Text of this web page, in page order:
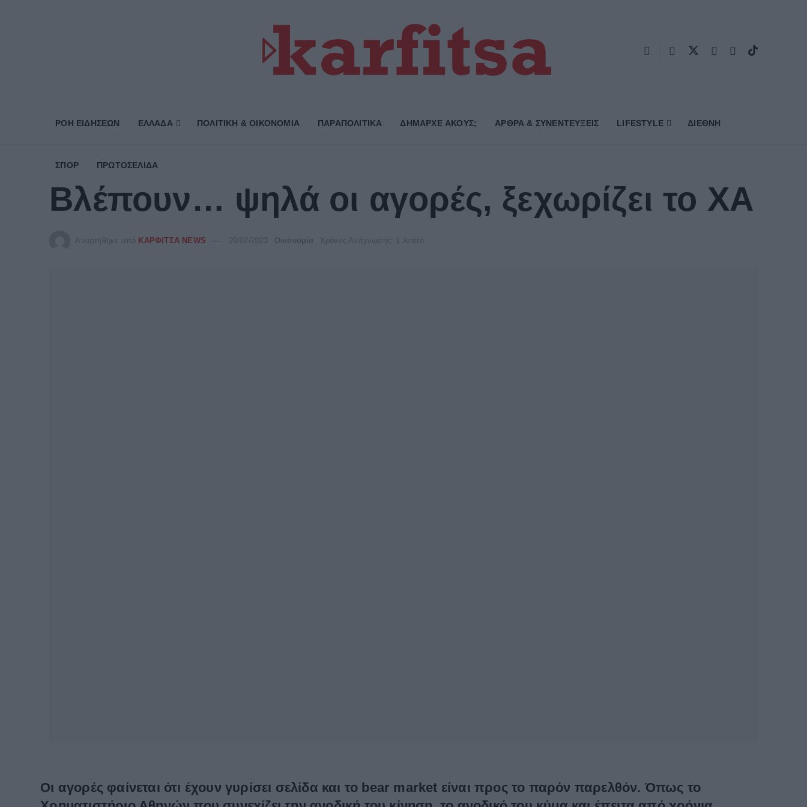
ΡΟΗ ΕΙΔΗΣΕΩΝ ΕΛΛΑΔΑ ΠΟΛΙΤΙΚΗ & ΟΙΚΟΝΟΜΙΑ ΠΑΡΑΠΟΛΙΤΙΚΑ ΔΗΜΑΡΧE ΑΚΟΥΣ; ΑΡΘΡΑ & ΣΥΝΕΝΤΕΥΞΕΙΣ LIFESTYLE ΔΙΕΘΝΗ
ΣΠΟΡ ΠΡΩΤΟΣΈΛΙΔΑ
Βλέπουν… ψηλά οι αγορές, ξεχωρίζει το ΧΑ
Αναρτήθηκε από ΚΑΡΦΙΤΣΑ NEWS 20/02/2023 Οικονομία Χρόνος Ανάγνωσης: 1 λεπτό
Oι αγορές φαίνεται ότι έχουν γυρίσει σελίδα και το bear market είναι προς το παρόν παρελθόν. Όπως το